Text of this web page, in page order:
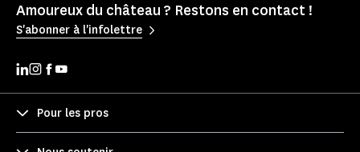
Amoureux du château ? Restons en contact !
S'abonner à l'infolettre
Pour les pros